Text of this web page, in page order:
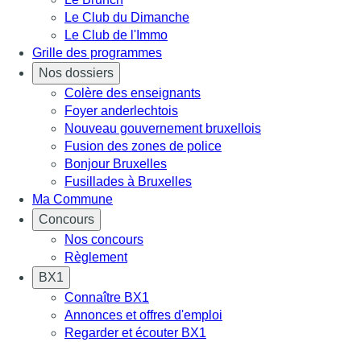
Le Club du Dimanche
Le Club de l'Immo
Grille des programmes
Nos dossiers
Colère des enseignants
Foyer anderlechtois
Nouveau gouvernement bruxellois
Fusion des zones de police
Bonjour Bruxelles
Fusillades à Bruxelles
Ma Commune
Concours
Nos concours
Règlement
BX1
Connaître BX1
Annonces et offres d'emploi
Regarder et écouter BX1